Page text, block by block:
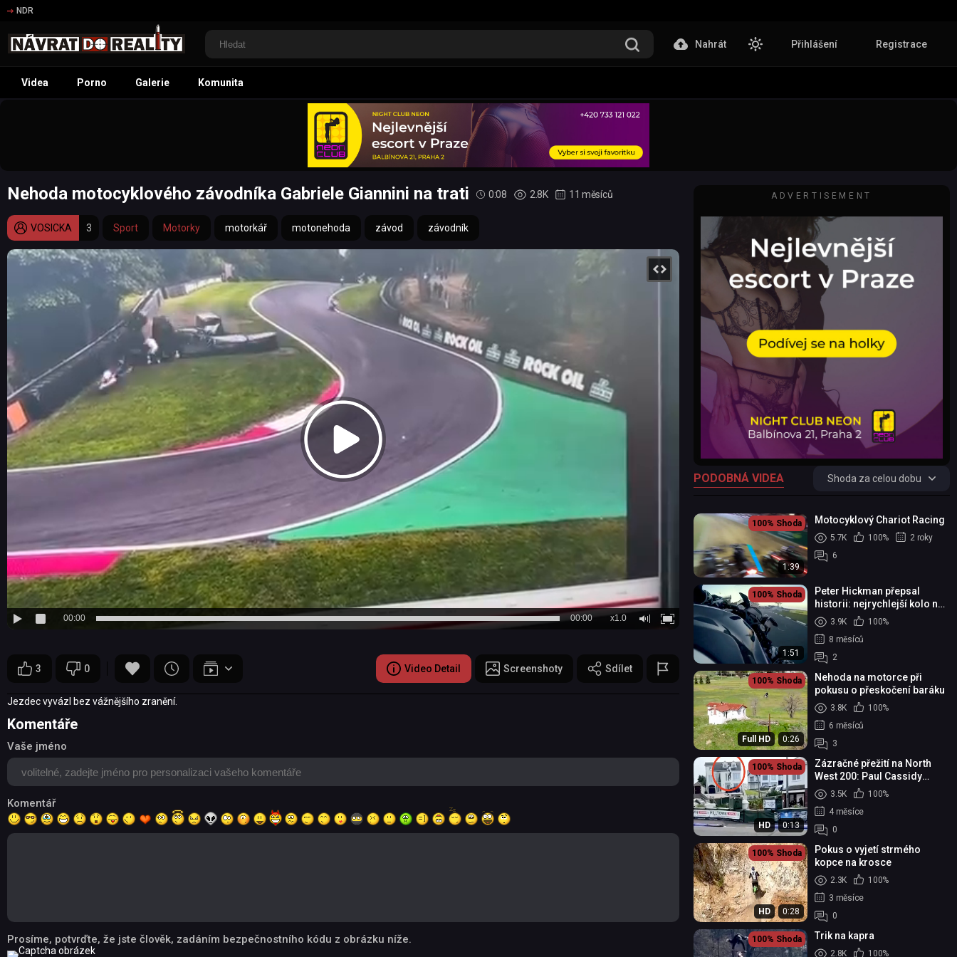
NDR
Nahrát Přihlášení Registrace
Videa Porno Galerie Komunita
Nehoda motocyklového závodníka Gabriele Giannini na trati 0:08 2.8K 11 měsíců
VOSICKA 3 Sport Motorky motorkář motonehoda závod závodník
00:00 x1.0
00:00
3 0 Video Detail Screenshoty Sdílet
Jezdec vyvázl bez vážnějšího zranění.
Komentáře
Vaše jméno
Komentář
Prosíme, potvrďte, že jste člověk, zadáním bezpečnostního kódu z obrázku níže.
ADVERTISEMENT
PODOBNÁ VIDEA Shoda za celou dobu
100% Shoda
1:39
Motocyklový Chariot Racing
5.7K 100%
2 roky
6
100% Shoda
1:51
Peter Hickman přepsal
historii: nejrychlejší kolo na
Isle of Man TT
3.9K
100%
8 měsíců
2
100% Shoda
Full HD 0:26
Nehoda na motorce při
pokusu o přeskočení baráku
3.8K
100%
6 měsíců
3
100% Shoda
HD 0:13
Zázračné přežití na North
West 200: Paul Cassidy
vyvázl z děsivé havárie v
obytné zóně
3.5K
100%
4 měsíce
0
100% Shoda
HD 0:28
Pokus o vyjetí strmého
kopce na krosce
2.3K
100%
3 měsíce
0
100% Shoda Trik na kapra
2.8K 100%